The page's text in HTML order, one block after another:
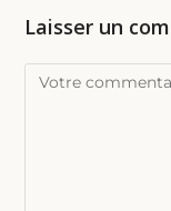
Laisser un